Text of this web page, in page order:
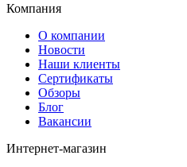
Компания
О компании
Новости
Наши клиенты
Сертификаты
Обзоры
Блог
Вакансии
Интернет-магазин